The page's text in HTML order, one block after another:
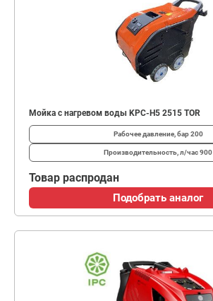
Мойка с нагревом воды KPC-H5 2515 TOR
Рабочее давление, бар200
Производительность, л/час900
Товар распродан
Подобрать аналог